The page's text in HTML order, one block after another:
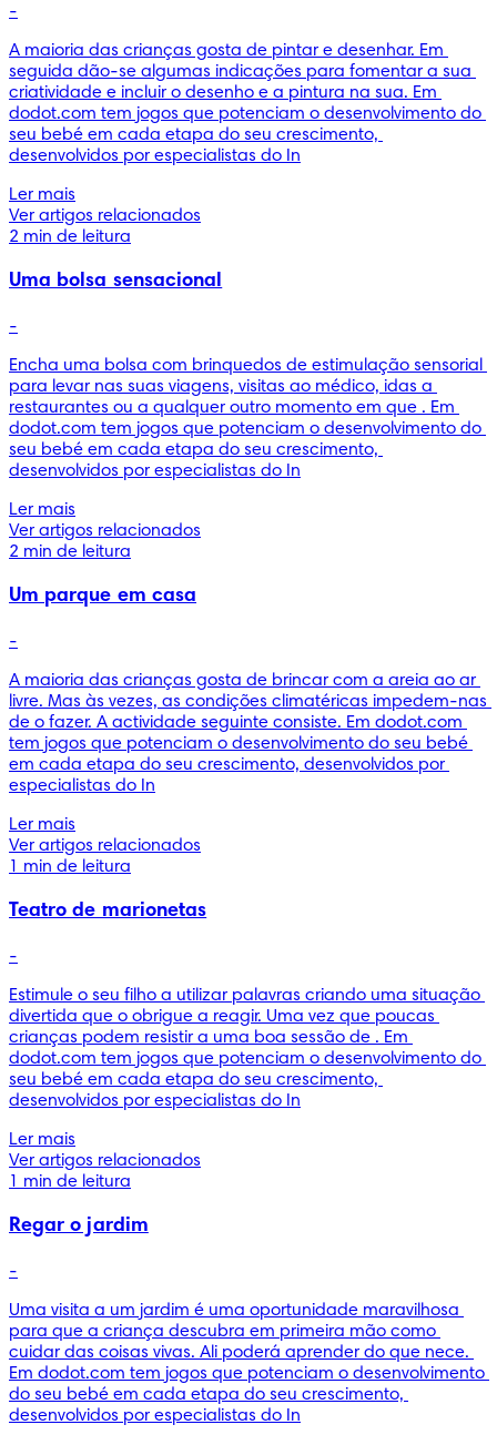
-
A maioria das crianças gosta de pintar e desenhar. Em
seguida dão-se algumas indicações para fomentar a sua
criatividade e incluir o desenho e a pintura na sua. Em
dodot.com tem jogos que potenciam o desenvolvimento do
seu bebé em cada etapa do seu crescimento,
desenvolvidos por especialistas do In
Ler mais
Ver artigos relacionados
2 min de leitura
Uma bolsa sensacional
-
Encha uma bolsa com brinquedos de estimulação sensorial
para levar nas suas viagens, visitas ao médico, idas a
restaurantes ou a qualquer outro momento em que . Em
dodot.com tem jogos que potenciam o desenvolvimento do
seu bebé em cada etapa do seu crescimento,
desenvolvidos por especialistas do In
Ler mais
Ver artigos relacionados
2 min de leitura
Um parque em casa
-
A maioria das crianças gosta de brincar com a areia ao ar
livre. Mas às vezes, as condições climatéricas impedem-nas
de o fazer. A actividade seguinte consiste. Em dodot.com
tem jogos que potenciam o desenvolvimento do seu bebé
em cada etapa do seu crescimento, desenvolvidos por
especialistas do In
Ler mais
Ver artigos relacionados
1 min de leitura
Teatro de marionetas
-
Estimule o seu filho a utilizar palavras criando uma situação
divertida que o obrigue a reagir. Uma vez que poucas
crianças podem resistir a uma boa sessão de . Em
dodot.com tem jogos que potenciam o desenvolvimento do
seu bebé em cada etapa do seu crescimento,
desenvolvidos por especialistas do In
Ler mais
Ver artigos relacionados
1 min de leitura
Regar o jardim
-
Uma visita a um jardim é uma oportunidade maravilhosa
para que a criança descubra em primeira mão como
cuidar das coisas vivas. Ali poderá aprender do que nece.
Em dodot.com tem jogos que potenciam o desenvolvimento
do seu bebé em cada etapa do seu crescimento,
desenvolvidos por especialistas do In